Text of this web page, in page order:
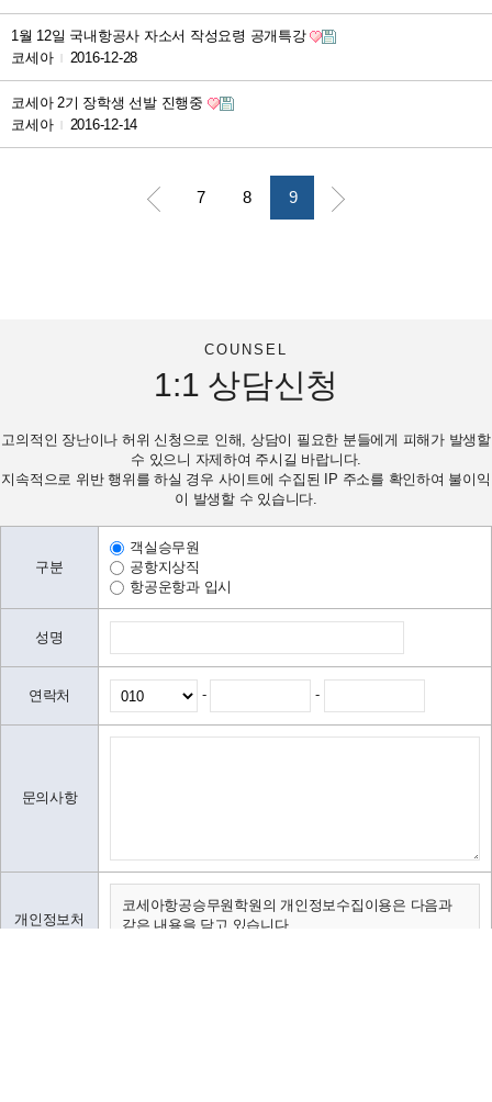
1월 12일 국내항공사 자소서 작성요령 공개특강
코세아
2016-12-28
코세아 2기 장학생 선발 진행중
코세아
2016-12-14
7 8 9
COUNSEL
1:1 상담신청
고의적인 장난이나 허위 신청으로 인해, 상담이 필요한 분들에게 피해가 발생할
수 있으니 자제하여 주시길 바랍니다.
지속적으로 위반 행위를 하실 경우 사이트에 수집된 IP 주소를 확인하여 불이익
이 발생할 수 있습니다.
구분
객실승무원
공항지상직
항공운항과 입시
성명
연락처 - -
문의사항
개인정보처
코세아항공승무원학원의 개인정보수집이용은 다음과
같은 내용을 담고 있습니다.